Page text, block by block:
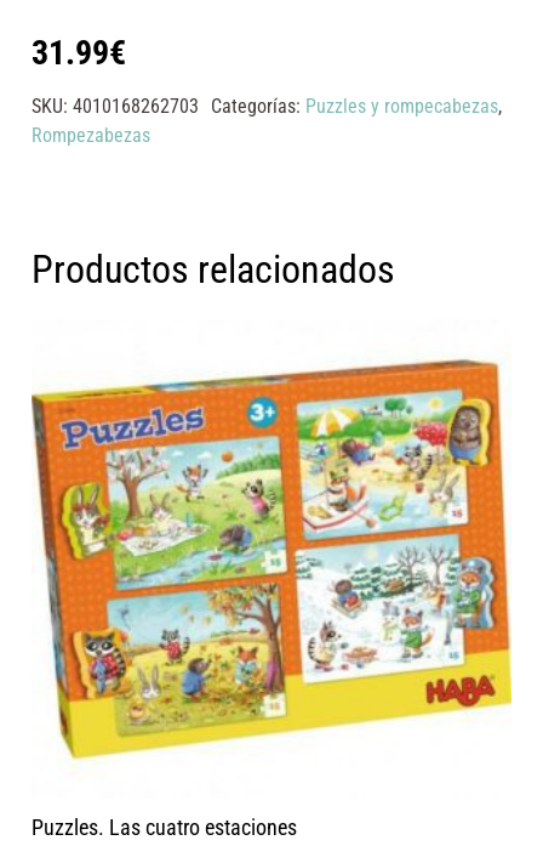
31.99€
SKU:4010168262703 Categorías: Puzzles y rompecabezas,
Rompezabezas
Productos relacionados
Puzzles. Las cuatro estaciones